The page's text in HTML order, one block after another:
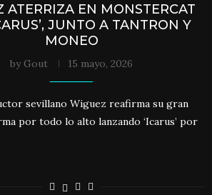
ATERRIZA EN MONSTERCAT
JUNTO A TANTRON Y
MONEO
by Gout 15 mayo, 2026
sevillano Wiguez reafirma su gran
por todo lo alto lanzando ‘Icarus’ por